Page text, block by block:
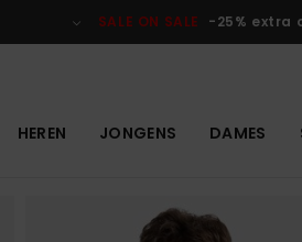
SALE ON SALE -25% extra
HEREN JONGENS DAMES